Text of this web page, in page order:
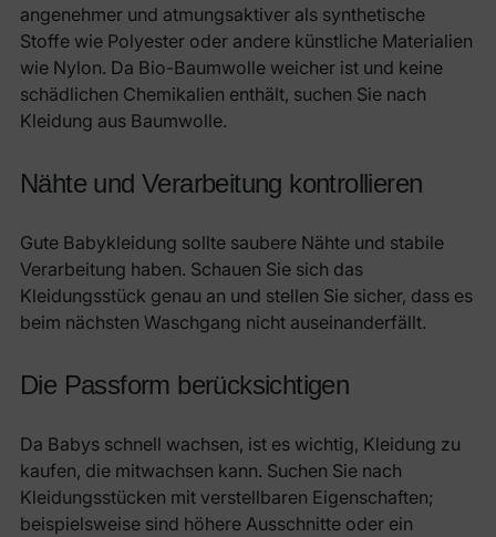
angenehmer und atmungsaktiver als synthetische
Stoffe wie Polyester oder andere künstliche Materialien
wie Nylon. Da Bio-Baumwolle weicher ist und keine
schädlichen Chemikalien enthält, suchen Sie nach
Kleidung aus Baumwolle.
Nähte und Verarbeitung kontrollieren
Gute Babykleidung sollte saubere Nähte und stabile
Verarbeitung haben. Schauen Sie sich das
Kleidungsstück genau an und stellen Sie sicher, dass es
beim nächsten Waschgang nicht auseinanderfällt.
Die Passform berücksichtigen
Da Babys schnell wachsen, ist es wichtig, Kleidung zu
kaufen, die mitwachsen kann. Suchen Sie nach
Kleidungsstücken mit verstellbaren Eigenschaften;
beispielsweise sind höhere Ausschnitte oder ein